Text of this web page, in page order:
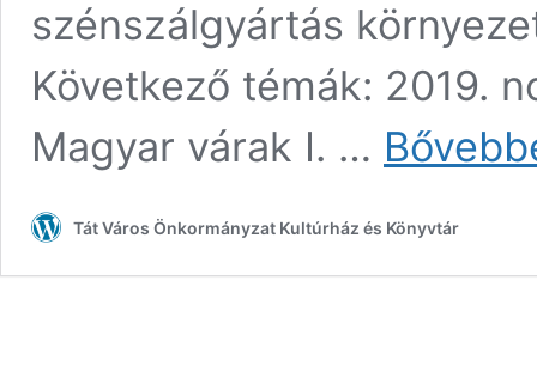
szénszálgyártás
Következő témák: 2019.
Magyar várak I. …
Tát Város Önkormányzat Kultúrház és Könyvtár